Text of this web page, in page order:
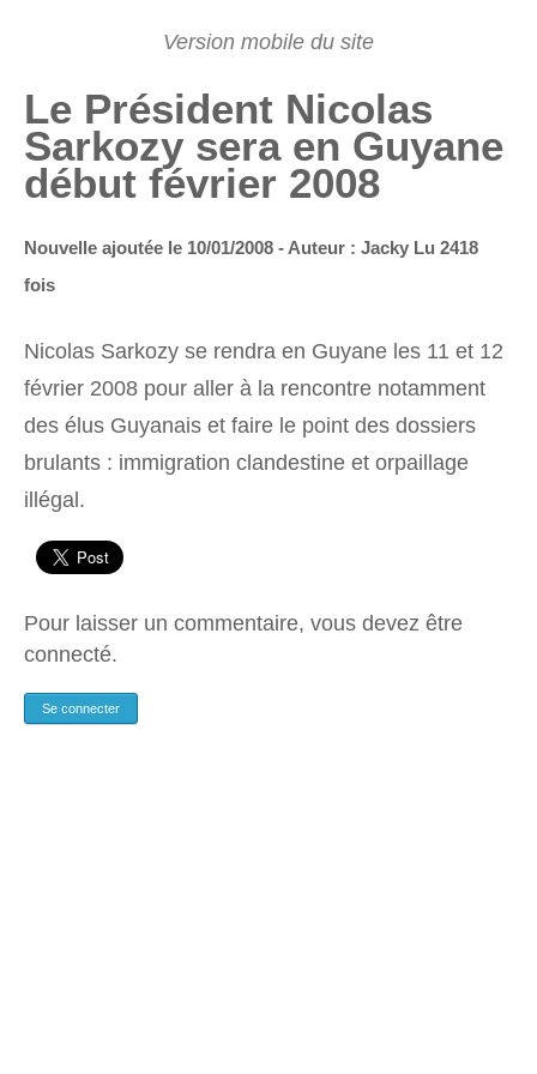
Le Président Nicolas
Sarkozy sera en Guyane
début février 2008
Nouvelle ajoutée le 10/01/2008 - Auteur : Jacky Lu 2418
fois
Nicolas Sarkozy se rendra en Guyane les 11 et 12
février 2008 pour aller à la rencontre notamment
des élus Guyanais et faire le point des dossiers
brulants : immigration clandestine et orpaillage
illégal.
Pour laisser un commentaire, vous devez être
connecté.
Se connecter